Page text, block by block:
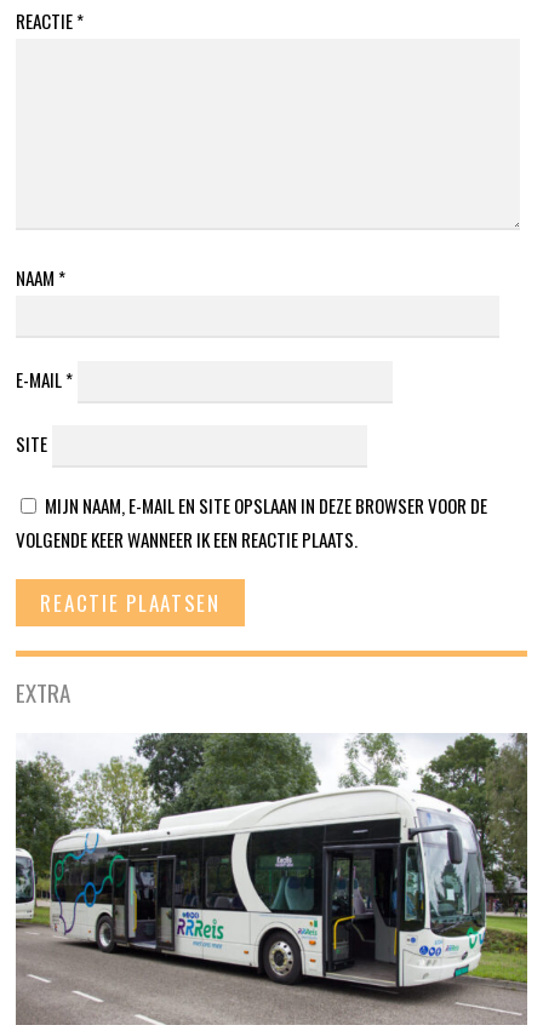
REACTIE*
NAAM *
E-MAIL*
SITE
MIJN NAAM, E-MAIL EN SITE OPSLAAN IN DEZE BROWSER VOOR DE
VOLGENDE KEER WANNEER IK EEN REACTIE PLAATS.
EXTRA